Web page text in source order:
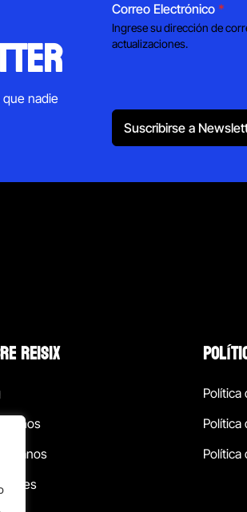
nadie
Correo Electrónico *
Ingrese su dirección de
actualizaciones.
Suscribirse a
REISIX
Política
Política
Política